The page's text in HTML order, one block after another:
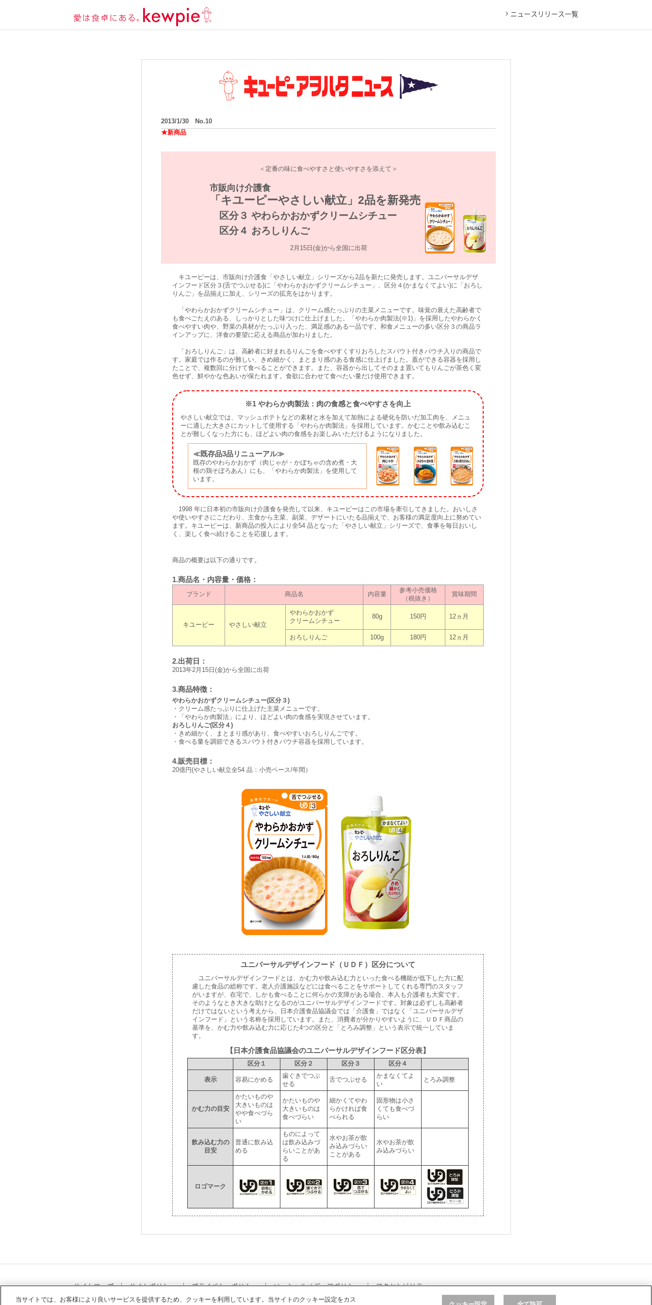
ニュースリリース一覧
2013/1/30 No.10
★新商品
＜定番の味に食べやすさと使いやすさを添えて＞
市販向け介護食
「キユーピーやさしい献立」2品を新発売
区分３ やわらかおかずクリームシチュー
区分４ おろしりんご
2月15日(金)から全国に出荷
キユーピーは、市販向け介護食「やさしい献立」シリーズから2品を新たに発売します。ユニバーサルデザ
インフード区分３(舌でつぶせる)に「やわらかおかずクリームシチュー」、区分４(かまなくてよい)に「おろし
りんご」を品揃えに加え、シリーズの拡充をはかります。
「やわらかおかずクリームシチュー」は、クリーム感たっぷりの主菜メニューです。味覚の衰えた高齢者で
も食べごたえのある、しっかりとした味つけに仕上げました。「やわらか肉製法(※1)」を採用したやわらかく
食べやすい肉や、野菜の具材がたっぷり入った、満足感のある一品です。和食メニューの多い区分３の商品ラ
インアップに、洋食の要望に応える商品が加わりました。
「おろしりんご」は、高齢者に好まれるりんごを食べやすくすりおろしたスパウト付きパウチ入りの商品で
す。家庭では作るのが難しい、きめ細かく、まとまり感のある食感に仕上げました。蓋ができる容器を採用し
たことで、複数回に分けて食べることができます。また、容器から出してそのまま置いてもりんごが茶色く変
色せず、鮮やかな色あいが保たれます。食欲に合わせて食べたい量だけ使用できます。
※1 やわらか肉製法：肉の食感と食べやすさを向上
やさしい献立では、マッシュポテトなどの素材と水を加えて加熱による硬化を防いだ加工肉を、メニュ
ーに適した大きさにカットして使用する「やわらか肉製法」を採用しています。かむことや飲み込むこ
とが難しくなった方にも、ほどよい肉の食感をお楽しみいただけるようになりました。
≪既存品3品リニューアル≫
既存のやわらかおかず（肉じゃが・かぼちゃの含め煮・大
根の鶏そぼろあん）にも、「やわらか肉製法」を使用して
います。
1998 年に日本初の市販向け介護食を発売して以来、キユーピーはこの市場を牽引してきました。おいしさ
や使いやすさにこだわり、主食から主菜、副菜、デザートにいたる品揃えで、お客様の満足度向上に努めてい
ます。キユーピーは、新商品の投入により全54 品となった「やさしい献立」シリーズで、食事を毎日おいし
く、楽しく食べ続けることを応援します。
商品の概要は以下の通りです。
1.商品名・内容量・価格：
ブランド 商品名 内容量
参考小売価格
（税抜き）
賞味期間
キユーピー やさしい献立
やわらかおかず
クリームシチュー
80g 150円 12ヵ月
おろしりんご 100g 180円 12ヵ月
2.出荷日：
2013年2月15日(金)から全国に出荷
3.商品特徴：
やわらかおかずクリームシチュー(区分３)
・ クリーム感たっぷりに仕上げた主菜メニューです。
・
「やわらか肉製法」により、ほどよい肉の食感を実現させています。
おろしりんご(区分４)
・ きめ細かく、まとまり感があり、食べやすいおろしりんごです。
・ 食べる量を調節できるスパウト付きパウチ容器を採用しています。
4.販売目標：
20億円(やさしい献立全54 品：小売ベース/年間）
ユニバーサルデザインフード（ＵＤＦ）区分について
ユニバーサルデザインフードとは、かむ力や飲み込む力といった食べる機能が低下した方に配
慮した食品の総称です。老人介護施設などには食べることをサポートしてくれる専門のスタッフ
がいますが、在宅で、しかも食べることに何らかの支障がある場合、本人も介護者も大変です。
そのようなとき大きな助けとなるのがユニバーサルデザインフードです。対象は必ずしも高齢者
だけではないという考えから、日本介護食品協議会では「介護食」ではなく「ユニバーサルデザ
インフード」という名称を採用しています。また、消費者が分かりやすいように、ＵＤＦ商品の
基準を、かむ力や飲み込む力に応じた4つの区分と「とろみ調整」という表示で統一していま
す。
【日本介護食品協議会のユニバーサルデザインフード区分表】
区分１ 区分２ 区分３ 区分４
表示 容易にかめる
歯ぐきでつぶ
せる
舌でつぶせる
かまなくてよ
い
とろみ調整
かむ力の目安
かたいものや
大きいものは
やや食べづら
い
かたいものや
大きいものは
食べづらい
細かくてやわ
らかければ食
べられる
固形物は小さ
くても食べづ
らい
飲み込む力の
目安
普通に飲み込
める
ものによって
は飲み込みづ
らいことがあ
る
水やお茶が飲
み込みづらい
ことがある
水やお茶が飲
み込みづらい
ロゴマーク
サイトマップ サイトポリシー プライバシーポリシー ソーシャルメディアポリシー
アクセシビリティ
当サイトでは、お客様により良いサービスを提供するため、クッキーを利用しています。当サイトのクッキー設定をカス